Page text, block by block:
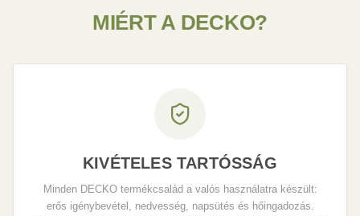
MIÉRT A DECKO?
KIVÉTELES TARTÓSSÁG
Minden DECKO termékcsalád a valós használatra készült:
erős igénybevétel, nedvesség, napsütés és hőingadozás.